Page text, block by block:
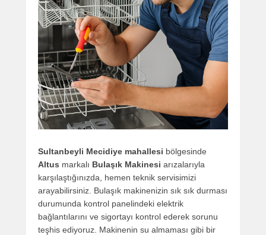
Sultanbeyli Mecidiye mahallesi bölgesinde
Altus markalı Bulaşık Makinesi arızalarıyla
karşılaştığınızda, hemen teknik servisimizi
arayabilirsiniz. Bulaşık makinenizin sık sık durması
durumunda kontrol panelindeki elektrik
bağlantılarını ve sigortayı kontrol ederek sorunu
teşhis ediyoruz. Makinenin su almaması gibi bir